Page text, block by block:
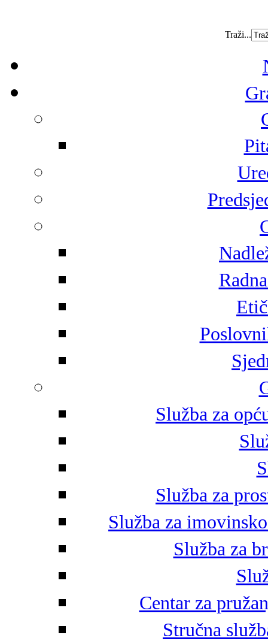
Traži...
Služba za
Služba za
Služba za
Služba za
Centar za
Stručna